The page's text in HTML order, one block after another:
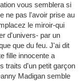
vous semblera si
ne pas l'avoir prise au
le miroir-qui
d'univers- par un
que du feu. J'ai dit
fille innocente a
traits d'un petit garçon
Madigan semble